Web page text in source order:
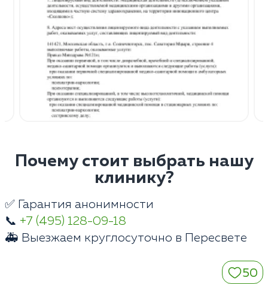
Почему стоит выбрать нашу
клинику?
✅ Гарантия анонимности
📞 +7 (495) 128-09-18
🚑 Выезжаем круглосуточно в Пересвете
50